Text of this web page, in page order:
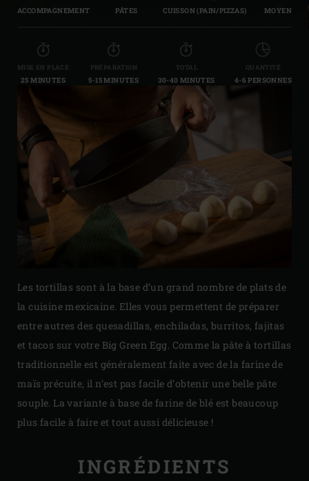
ACCOMPAGNEMENT PÂTES CUISSON (PAIN/PIZZAS) MOYEN
MISE EN PLACE
25 MINUTES
PRÉPARATION
5-15 MINUTES
TOTAL
30-40 MINUTES
QUANTITÉ
4-6 PERSONNES
Les tortillas sont à la base d’un grand nombre de plats de
la cuisine mexicaine. Elles vous permettent de préparer
entre autres des quesadillas, enchiladas, burritos, fajitas
et tacos sur votre Big Green Egg. Comme la pâte à tortillas
traditionnelle est généralement faite avec de la farine de
maïs précuite, il n’est pas facile d’obtenir une belle pâte
souple. La variante à base de farine de blé est beaucoup
plus facile à faire et tout aussi délicieuse !
INGRÉDIENTS